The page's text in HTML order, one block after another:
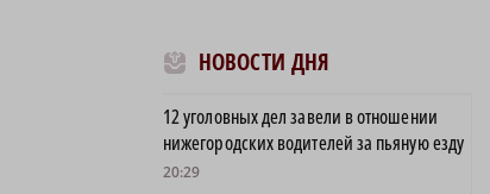
НОВОСТИ ДНЯ
12 уголовных дел завели в отношении
нижегородских водителей за пьяную езду
20:29